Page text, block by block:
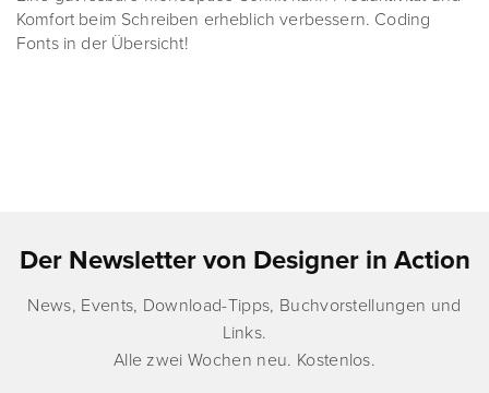
Komfort beim Schreiben erheblich verbessern. Coding
Fonts in der Übersicht!
Der Newsletter von Designer in Action
News, Events, Download-Tipps, Buchvorstellungen und
Links.
Alle zwei Wochen neu. Kostenlos.